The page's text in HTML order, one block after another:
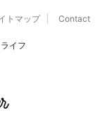
トマップ Contact
イフ